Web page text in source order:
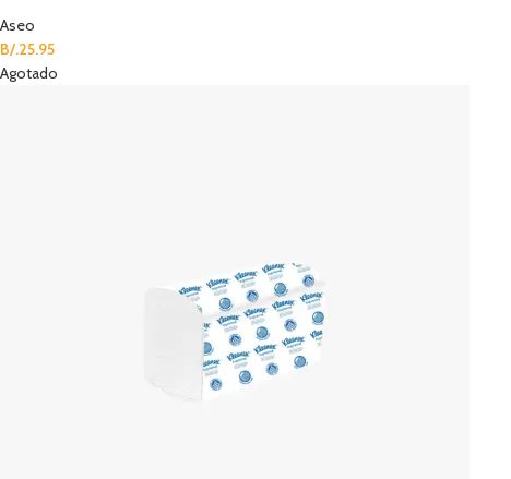
Aseo
B/.25.95
Agotado